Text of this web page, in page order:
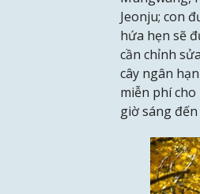
Jeonju; con
hứa hẹn sẽ
cần chỉnh
cây ngân
miễn phí
giờ sáng